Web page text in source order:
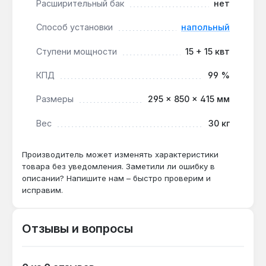
Электрический котел ТеСи Мини-Пром 30 кВт
подходит для отопления производственных
других объектов площадью до 300 м², где
регулирование температуры. Производство —
Подходит ли для отопления дома 200 м²?
Да — мощность 30 кВт с двумя ступенями
15+15 кВт позволяет равномерно обогревать
точное поддержание температуры.
Расширительный бак нет
Способ установки напольный
Ступени мощности 15 + 15 квт
КПД 99 %
Размеры 295 × 850 × 415 мм
Вес 30 кг
Производитель может изменять характеристики
товара без уведомления. Заметили ли ошибку в
описании? Напишите нам – быстро проверим и
исправим.
Отзывы и вопросы